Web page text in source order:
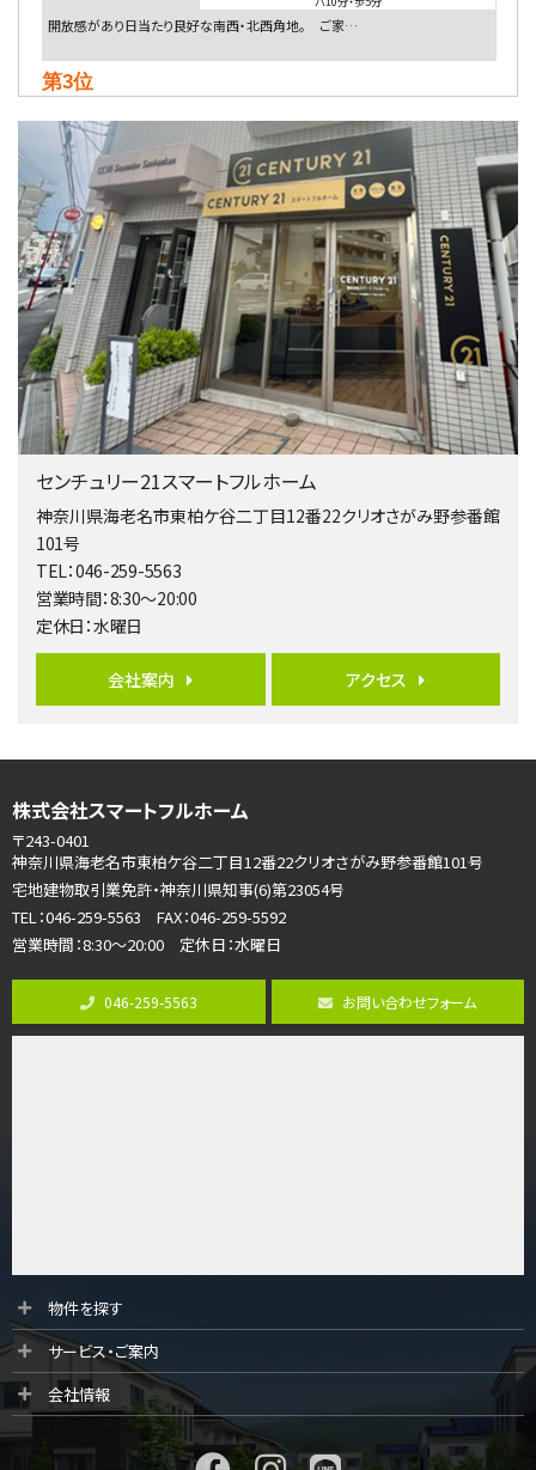
開放感があり日当たり良好な南西・北西角地。 ご家…
第3位
4ＬＤＫ
相模大野駅
バ9分・歩4分
２０１５年６月築、積水ハウス施工住宅です。 南東…
第4位
4,080万円
4ＬＤＫ
淵野辺駅
歩17分
南側道路に面しており日当たり良好。 キッチンから…
第5位
3,680万円
バ19分・ 歩8分
開放感があり日当たり良好な南西・北西角地区画。 …
第6位
4ＳＬＤＫ
海老名駅
さがみ野駅
歩17分
ご家族が集まるLDKは１７．５帖とゆとりある広さ…
第8位
3,598万円
4ＬＤＫ
長後駅
第10位
3,990万円
古淵駅
並列２台駐車可。１階はリビングと水まわりをまとめ…
センチュリー21スマートフルホーム
神奈川県海老名市東柏ケ谷二丁目12番22クリオさがみ野参番館
101号
TEL：046-259-5563
営業時間：8:30～20:00
定休日：水曜日
会社案内 アクセス
株式会社スマートフルホーム
〒243-0401
神奈川県海老名市東柏ケ谷二丁目12番22クリオさがみ野参番館101号
宅地建物取引業免許・神奈川県知事(6)第23054号
TEL：046-259-5563 FAX：046-259-5592
営業時間：8:30～20:00 定休日：水曜日
046-259-5563 お問い合わせフォーム
物件を探す
サービス・ご案内
会社情報